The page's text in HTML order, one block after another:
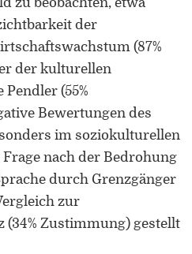
für Kulturwissenschaftliche
an der Universität
Interdisziplinären
„UniGR-Center
Studies“
des trinationalen Master in
zu Raum-, Identitäts-,
Grenztheorien und
der
(87%
der kulturellen
(55%
Bewertungen des
im soziokulturellen
nach der Bedrohung
durch Grenzgänger
zur
Zustimmung) gestellt